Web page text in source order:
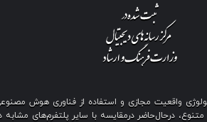
واقعیت مجازی و استفاده از فناوری هوش
درحال‌حاضر درمقایسه با سایر پلتفرم‌های مشابه